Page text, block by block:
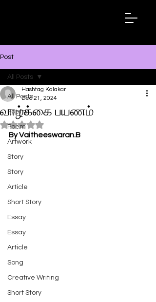
Post
All Posts
Poetry
Poem
Artwork
Story
Story
Article
Short Story
Essay
Essay
Article
Song
Creative Writing
Short Story
All Posts
வாழ்க்கை பயணம்
Hashtag Kalakar
Dec 21, 2024
Rated NaN out of 5 stars.
By Vaitheeswaran.B